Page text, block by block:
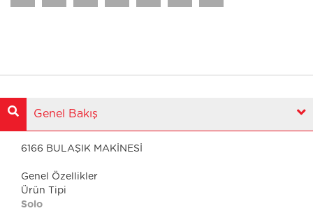
Genel Bakış
6166 BULAŞIK MAKİNESİ
Genel Özellikler
Ürün Tipi
Solo